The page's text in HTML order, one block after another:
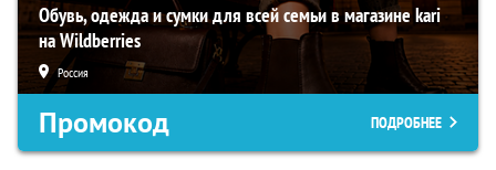
Обувь, одежда и сумки для всей семьи в магазине kari
на Wildberries
Россия
Промокод ПОДРОБНЕЕ